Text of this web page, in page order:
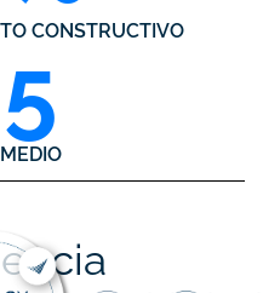
CONSTRUCTIVO